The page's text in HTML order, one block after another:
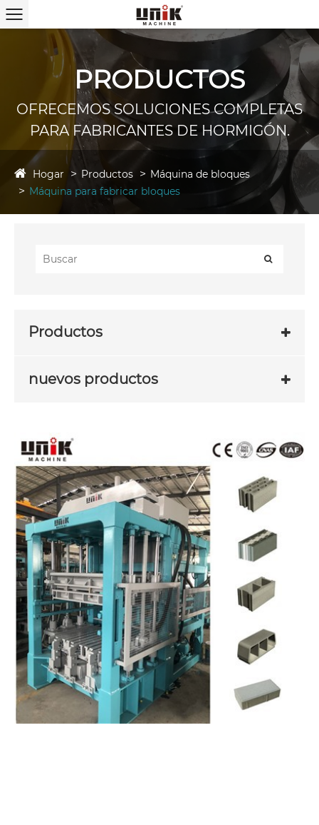
PRODUCTOS
OFRECEMOS SOLUCIONES COMPLETAS
PARA FABRICANTES DE HORMIGÓN.
Hogar Productos
Máquina de bloques
Máquina para fabricar bloques
Productos
nuevos productos